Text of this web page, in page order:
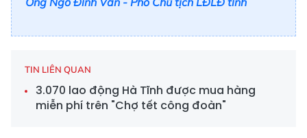
TIN LIÊN QUAN
3.070 lao động Hà Tĩnh được mua hàng
miễn phí trên "Chợ tết công đoàn"